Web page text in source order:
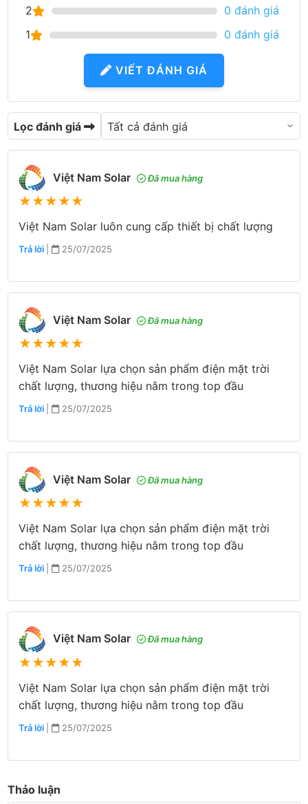
2
0 đánh giá
1
0 đánh giá
VIẾT ĐÁNH GIÁ
Lọc đánh giá
Việt Nam Solar Đã mua hàng
★★★★★
Việt Nam Solar luôn cung cấp thiết bị chất lượng
Trả lời | 25/07/2025
Việt Nam Solar Đã mua hàng
★★★★★
Việt Nam Solar lựa chọn sản phẩm điện mặt trời
chất lượng, thương hiệu nằm trong top đầu
Trả lời | 25/07/2025
Việt Nam Solar Đã mua hàng
★★★★★
Việt Nam Solar lựa chọn sản phẩm điện mặt trời
chất lượng, thương hiệu nằm trong top đầu
Trả lời | 25/07/2025
Việt Nam Solar Đã mua hàng
★★★★★
Việt Nam Solar lựa chọn sản phẩm điện mặt trời
chất lượng, thương hiệu nằm trong top đầu
Trả lời | 25/07/2025
Thảo luận